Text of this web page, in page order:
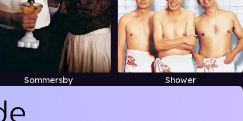
Sommersby Shower